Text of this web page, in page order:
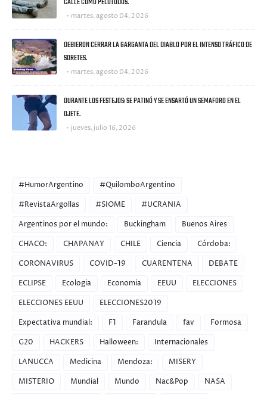
martes, agosto 04, 2026
DEBIERON CERRAR LA GARGANTA DEL DIABLO POR EL INTENSO TRÁFICO DE
SORETES.
martes, agosto 04, 2026
DURANTE LOS FESTEJOS: SE PATINÓ Y SE ENSARTÓ UN SEMAFORO EN EL
OJETE.
jueves, julio 16, 2026
#HumorArgentino
#QuilomboArgentino
#RevistaArgollas
#SIOME
#UCRANIA
Argentinos por el mundo:
Buckingham
Buenos Aires
CHACO:
CHAPANAY CHILE Ciencia
Córdoba:
CORONAVIRUS
COVID-19 CUARENTENA
DEBATE
ECLIPSE
Ecologia Economia EEUU
ELECCIONES
ELECCIONES EEUU
ELECCIONES2019
Expectativa mundial:
F1 Farandula fav
Formosa
G20
HACKERS Halloween:
Internacionales
LANUCCA
Medicina Mendoza:
MISERY
MISTERIO
Mundial Mundo Nac&Pop
NASA